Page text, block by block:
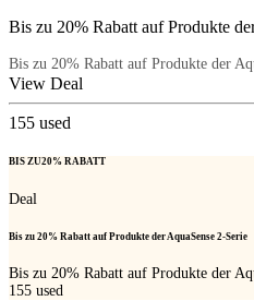
Bis zu 20% Rabatt auf Produkte
Bis zu 20% Rabatt auf Produkte der
View Deal
155 used
BIS ZU20% RABATT
Deal
Bis zu 20% Rabatt auf Produkte der AquaSense 2-Serie
Bis zu 20% Rabatt auf Produkte der
155 used